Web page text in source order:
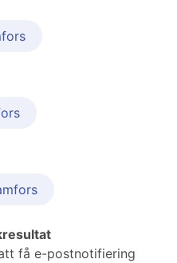
få e-postnotifiering